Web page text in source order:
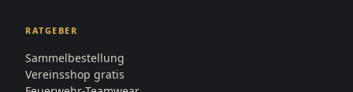
RATGEBER
Sammelbestellung
Vereinsshop gratis